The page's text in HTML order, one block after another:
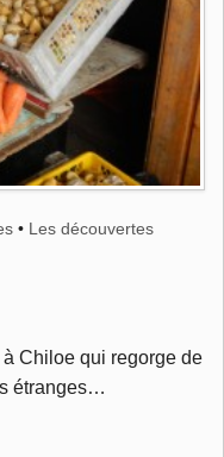
• Les découvertes
Chiloe qui regorge de
étranges…